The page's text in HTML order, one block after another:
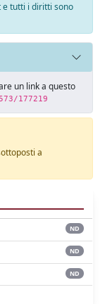
e tutti i diritti sono
un link a questo
177219
a
ND
ND
ND